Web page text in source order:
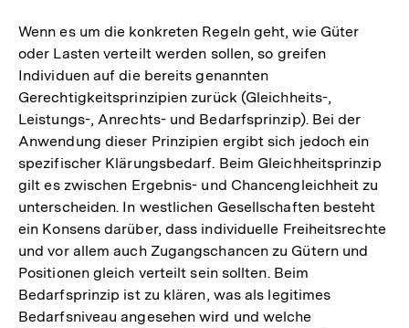
Wenn es um die konkreten Regeln geht, wie Güter
oder Lasten verteilt werden sollen, so greifen
Individuen auf die bereits genannten
Gerechtigkeitsprinzipien zurück (Gleichheits-,
Leistungs-, Anrechts- und Bedarfsprinzip). Bei der
Anwendung dieser Prinzipien ergibt sich jedoch ein
spezifischer Klärungsbedarf. Beim Gleichheitsprinzip
gilt es zwischen Ergebnis- und Chancengleichheit zu
unterscheiden. In westlichen Gesellschaften besteht
ein Konsens darüber, dass individuelle Freiheitsrechte
und vor allem auch Zugangschancen zu Gütern und
Positionen gleich verteilt sein sollten. Beim
Bedarfsprinzip ist zu klären, was als legitimes
Bedarfsniveau angesehen wird und welche